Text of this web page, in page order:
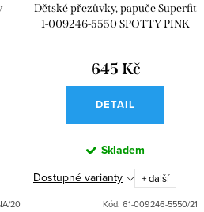
20
Dětské přezůvky, papuče Superfit
1-009246-5550 SPOTTY PINK
645 Kč
DETAIL
Skladem
Dostupné varianty
+ další
Kód: 61-009246-5550/21